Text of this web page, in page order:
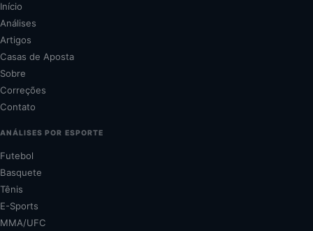
Início
Análises
Artigos
Casas de Aposta
Sobre
Correções
Contato
ANÁLISES POR ESPORTE
Futebol
Basquete
Tênis
E-Sports
MMA/UFC